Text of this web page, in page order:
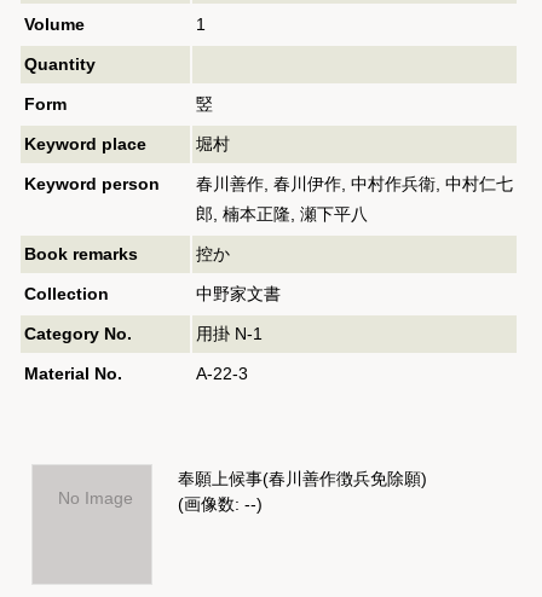
Volume 1
Quantity
Form 竪
Keyword place 堀村
Keyword person
春川善作, 春川伊作, 中村作兵衛, 中村仁七
郎, 楠本正隆, 瀬下平八
Book remarks 控か
Collection 中野家文書
Category No. 用掛 N-1
Material No. A-22-3
No Image
奉願上候事(春川善作徴兵免除願)
(画像数: --)